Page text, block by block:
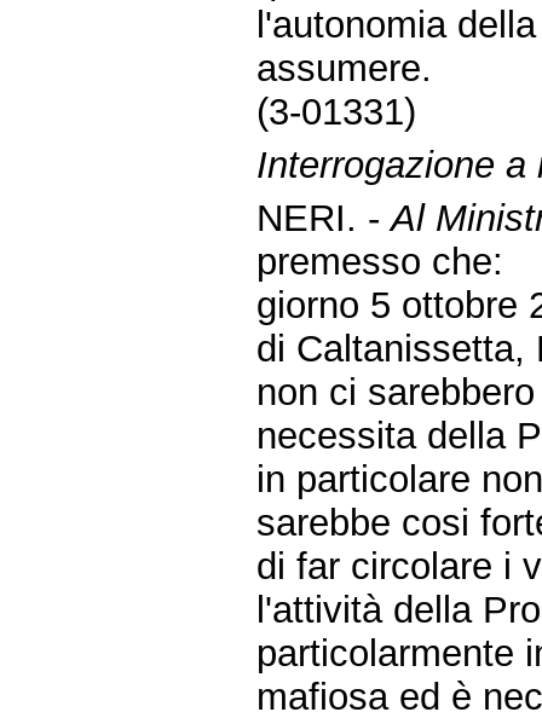
l'autonomia
assumere.
(3-01331)
Interrogazione
NERI. -Al
premesso che:
giorno 5 ottobre
di Caltanissetta,
non ci
necessita della
in particolare
sarebbe cosi
di far circolare i
l'attività della
particolarmente
mafiosa ed è